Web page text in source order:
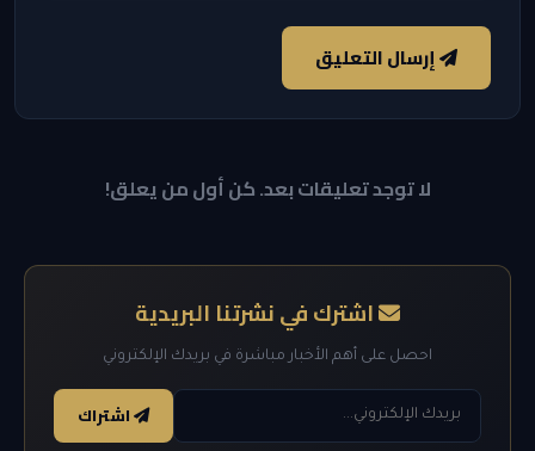
إرسال التعليق
لا توجد تعليقات بعد. كن أول من يعلق!
اشترك في نشرتنا البريدية
احصل على أهم الأخبار مباشرة في بريدك الإلكتروني
اشتراك